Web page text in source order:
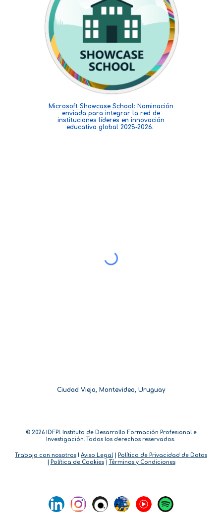
Microsoft Showcase School: Nominación
enviada para integrar la red de
instituciones líderes en innovación
educativa global 2025-2026.
Ciudad Vieja, Montevideo, Uruguay
© 2026IDFPI. Instituto de Desarrollo Formación Profesional e
nvestigación. Todos los derechos reservados.
Trabaja con nosotros Aviso Legal
Política de Privacidad de Datos
Política de Cookies| Términos y Condiciones